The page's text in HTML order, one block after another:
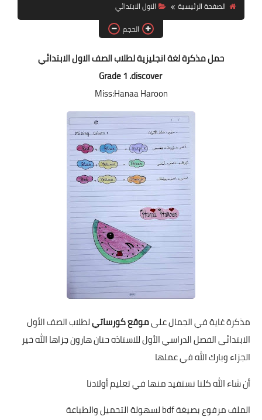
تربويات
تكنولوجيا
قصص للأطفال
روايات
صحة
الصفحة الرئيسية
الاول الابتدائي
الحجم
حمل مذكرة لغة انجليزية لطلاب الصف الاول الابتدائي
Grade 1 .discover
Miss:Hanaa Haroon
مذكرة غاية في الجمال علىموقع كورساتيلطلاب الصف الأول
الابتدائى الفصل الدراسي الأول للاستاذه حنان هارون جزاها الله خير
الجزاء وبارك الله في عملها
أن شاء الله كلنا نستفيد منها في تعليم أولادنا
الملف مرفوع بصيغة bdf لسهولة التحميل والطباعة